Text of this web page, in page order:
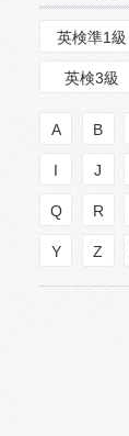
英検準1級
英検3級
A B
I J
Q R
Y Z